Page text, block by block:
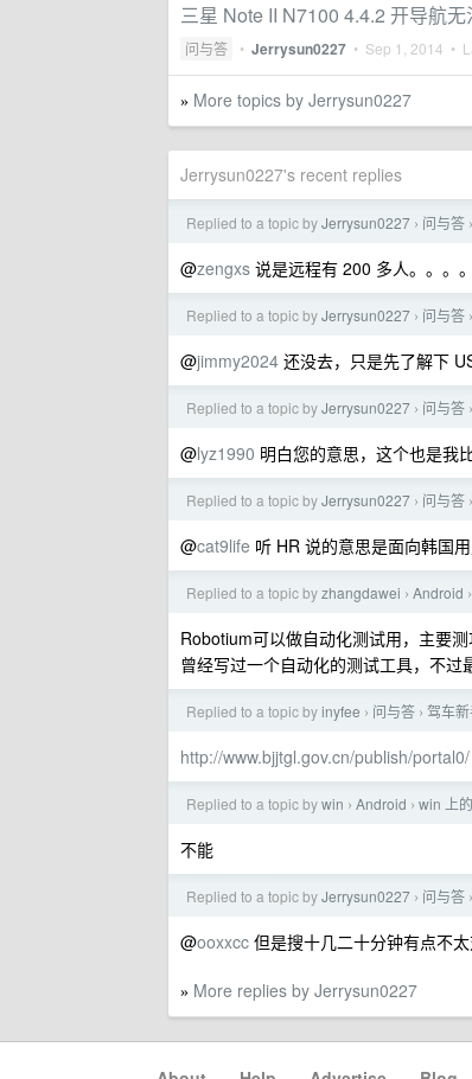
三星 Note II N7100 4.4.2 开导航
问与答 • Jerrysun0227 • Sep 1, 2014 •
» More topics by Jerrysun0227
Jerrysun0227's recent replies
Replied to a topic byJerrysun0227 › 问与答 ›
@zengxs 说是远程有 200 多人。。。
Replied to a topic byJerrysun0227 › 问与答 ›
@jimmy2024 还没去，只是先了解下
Replied to a topic byJerrysun0227 › 问与答 ›
@lyz1990 明白您的意思，这个也是我
Replied to a topic byJerrysun0227 › 问与答 ›
@cat9life 听 HR 说的意思是面向韩国
Replied to a topic byzhangdawei › Android ›
Robotium可以做自动化测试用，主要测
曾经写过一个自动化的测试工具，不
Replied to a topic byinyfee › 问与答 › 驾车
http://www.bjjtgl.gov.cn/publish/portal0/
Replied to a topic bywin › Android › win 上
不能
Replied to a topic byJerrysun0227 › 问与答 ›
@ooxxcc 但是搜十几二十分钟有点不
» More replies by Jerrysun0227